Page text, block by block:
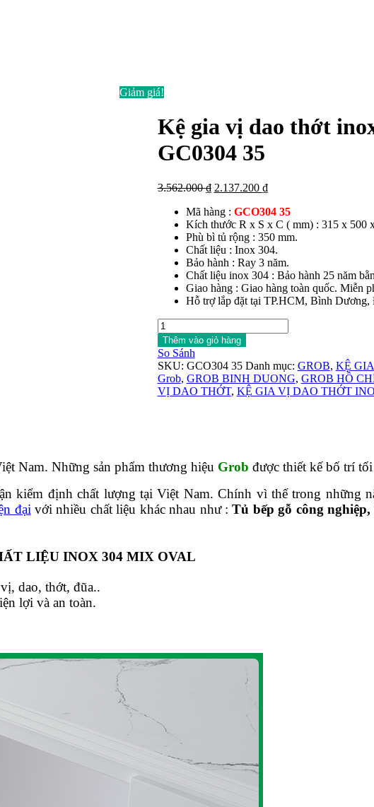
Giảm giá!
Kệ gia vị dao thớt
GC0304 35
3.562.000₫ Giá
là:
3.562.000 ₫.
2.137.200 ₫Giá
tại
là:
2.137.200 ₫.
Mã hàng : GCO304 35
Kích thước R x S x C ( mm) : 315 x 500
Phù bì tủ rộng : 350 mm.
Chất liệu : Inox 304.
Bảo hành : Ray 3 năm.
Chất liệu inox 304 : Bảo hành 25 năm
Giao hàng : Giao hàng toàn quốc. Miễn
Hỗ trợ lắp đặt tại TP.HCM, Bình
Kệ
gia
vị
dao
thớt
inox
304
35
lượng
Thêm vào giỏ hàng
So Sánh
SKU: GCO304 35 Danh mục: GROB, KỆ
Grob, GROB BINH DUONG, GROB HỒ
VỊ DAO THỚT, KỆ GIA VỊ DAO THỚT
Nam. Những sản phẩm thương hiệu Grob được thiết kế bố trí
kiểm định chất lượng tại Việt Nam. Chính vì thế trong những
đại với nhiều chất liệu khác nhau như :Tủ bếp gỗ công
LIỆU INOX 304 MIX OVAL
dao, thớt, đũa..
lợi và an toàn.